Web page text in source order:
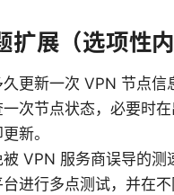
扩展（选项性内
更新一次 VPN 节点信
次节点状态，必要时
新。
VPN 服务商误导的测
进行多点测试，并在